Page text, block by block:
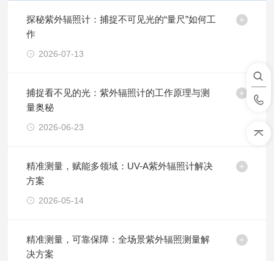
探秘紫外辐照计：捕捉不可见光的“量尺”如何工
作
2026-07-13
捕捉看不见的光：紫外辐照计的工作原理与测
量奥秘
2026-06-23
精准测量，赋能多领域：UV-A紫外辐照计解决
方案
2026-05-14
精准测量，可靠保障：全场景紫外辐照测量解
决方案